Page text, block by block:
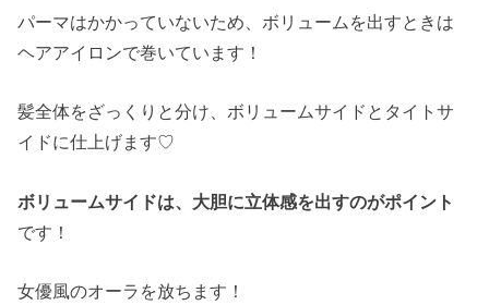
パーマはかかっていないため、ボリュームを出すときは
ヘアアイロンで巻いています！
髪全体をざっくりと分け、ボリュームサイドとタイトサ
イドに仕上げます♡
ボリュームサイドは、大胆に立体感を出すのがポイント
です！
女優風のオーラを放ちます！